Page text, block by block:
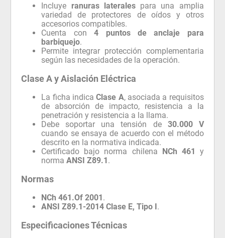
Incluye ranuras lateralespara una amplia
variedad de protectores de oídos y otros
accesorios compatibles.
Cuenta con4 puntos de anclaje para
barbiquejo.
Permite integrar protección complementaria
según las necesidades de la operación.
Clase A y Aislación Eléctrica
La ficha indicaClase A, asociada a requisitos
de absorción de impacto, resistencia a la
penetración y resistencia a la llama.
Debe soportar una tensión de 30.000 V
cuando se ensaya de acuerdo con el método
descrito en la normativa indicada.
Certificado bajo norma chilena NCh 461 y
normaANSI Z89.1.
Normas
NCh 461.Of 2001.
ANSI Z89.1-2014 Clase E, Tipo I.
Especificaciones Técnicas